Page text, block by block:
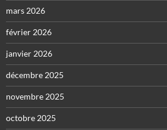
mars 2026
février 2026
janvier 2026
décembre 2025
novembre 2025
octobre 2025